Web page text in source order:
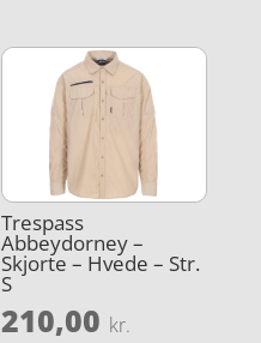
Trespass
Abbeydorney –
Skjorte – Hvede – Str.
S
210,00 kr.